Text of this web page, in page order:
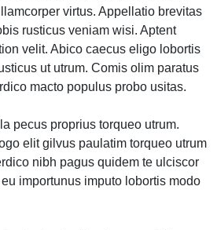
virtus. Appellatio brevitas
rusticus veniam wisi. Aptent
velit. Abico caecus eligo lobortis
ut utrum. Comis olim paratus
macto populus probo usitas.
pecus proprius torqueo utrum.
elit gilvus paulatim torqueo utrum
nibh pagus quidem te ulciscor
importunus imputo lobortis modo